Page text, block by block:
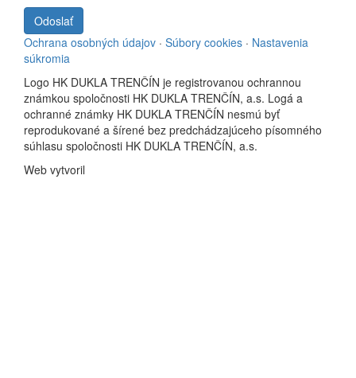
Odoslať
Ochrana osobných údajov · Súbory cookies · Nastavenia
súkromia
Logo HK DUKLA TRENČÍN je registrovanou ochrannou
známkou spoločnosti HK DUKLA TRENČÍN, a.s. Logá a
ochranné známky HK DUKLA TRENČÍN nesmú byť
reprodukované a šírené bez predchádzajúceho písomného
súhlasu spoločnosti HK DUKLA TRENČÍN, a.s.
Web vytvoril